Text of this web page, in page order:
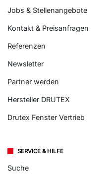
Jobs & Stellenangebote
Kontakt & Preisanfragen
Referenzen
Newsletter
Partner werden
Hersteller DRUTEX
Drutex Fenster Vertrieb
SERVICE & HILFE
Suche